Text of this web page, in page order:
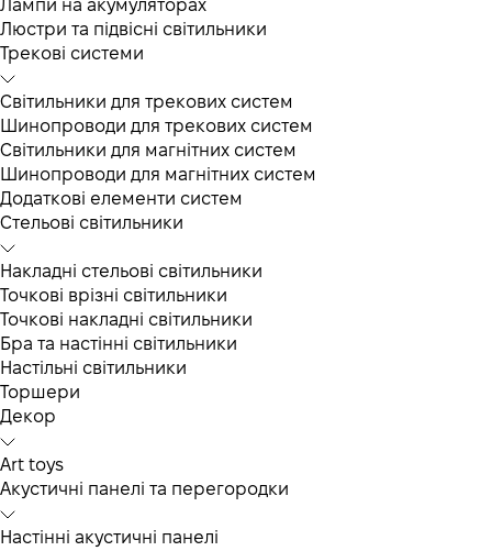
Лампи на акумуляторах
Люстри та підвісні світильники
Трекові системи
Світильники для трекових систем
Шинопроводи для трекових систем
Світильники для магнітних систем
Шинопроводи для магнітних систем
Додаткові елементи систем
Cтельові світильники
Накладні стельові світильники
Точкові врізні світильники
Точкові накладні світильники
Бра та настінні світильники
Настільні світильники
Торшери
Декор
Art toys
Акустичні панелі та перегородки
Настінні акустичні панелі